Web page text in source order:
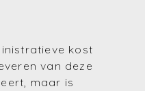
kost
van deze
maar is